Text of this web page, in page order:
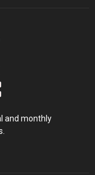
and monthly